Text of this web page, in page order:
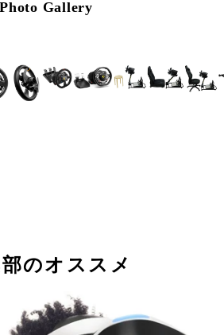
Photo Gallery
のオススメ